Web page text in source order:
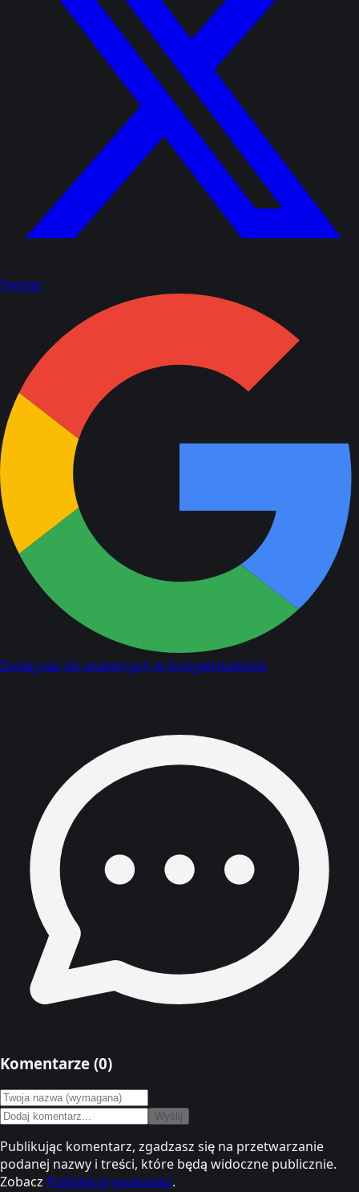
Twitter
Dodaj nas do ulubionych w GoogleUlubione
Komentarze (0)
Wyślij
Publikując komentarz, zgadzasz się na przetwarzanie
podanej nazwy i treści, które będą widoczne publicznie.
Zobacz Politykę prywatności.